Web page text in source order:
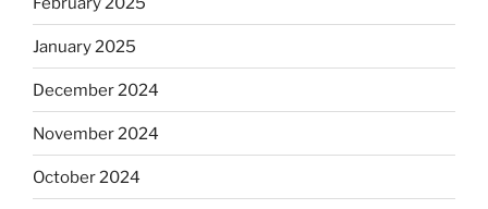
January 2025
December 2024
November 2024
October 2024